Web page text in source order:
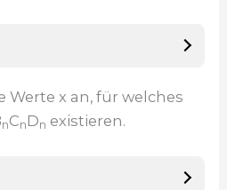
x an, für welches
nCnDn existieren.